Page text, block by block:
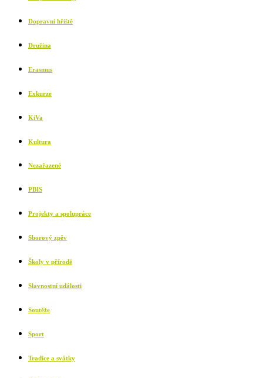
Dopravní hřiště
Družina
Erasmus
Exkurze
KiVa
Kultura
Nezařazené
PBIS
Projekty a spolupráce
Sborový zpěv
Školy v přírodě
Slavnostní události
Soutěže
Sport
Tradice a svátky